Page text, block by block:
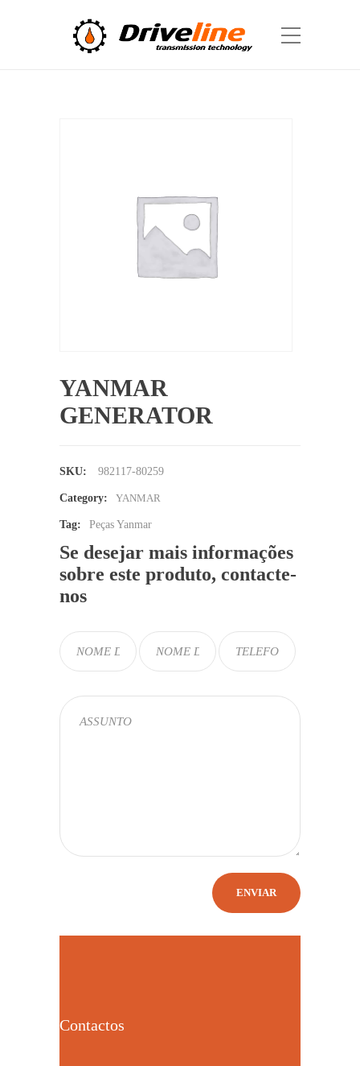
YANMAR
GENERATOR
SKU: 982117-80259
Category: YANMAR
Tag: Peças Yanmar
Se desejar mais informações
sobre este produto, contacte-
nos
Contactos